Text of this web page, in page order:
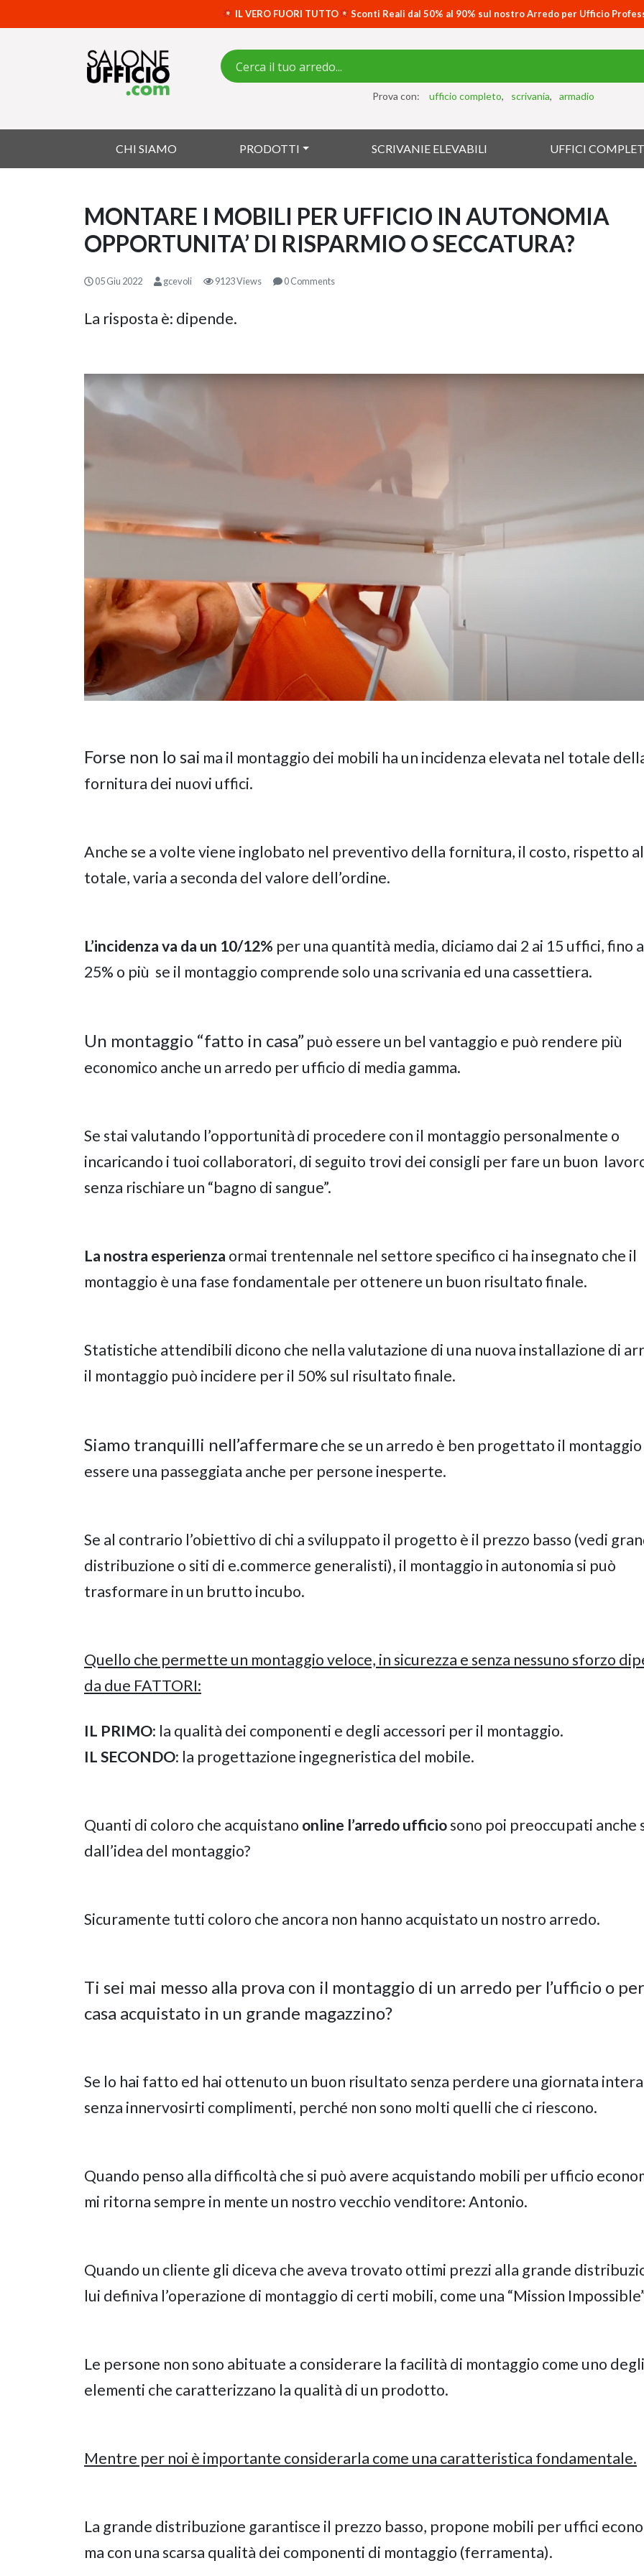
IL VERO FUORI TUTTO Sconti Reali dal 50% al 90% sul nostro Arredo per Ufficio
Prova con: ufficio completo scrivania armadio
CHI SIAMO PRODOTTI SCRIVANIE ELEVABILI UFFICI
MONTARE I MOBILI PER UFFICIO IN AUTONOMIA
OPPORTUNITA’ DI RISPARMIO O SECCATURA?
05 Giu 2022 gcevoli 9123 Views 0 Comments
La risposta è: dipende.
Forse non lo sai ma il montaggio dei mobili ha un incidenza elevata nel totale
fornitura dei nuovi uffici.
Anche se a volte viene inglobato nel preventivo della fornitura, il costo, rispetto al
totale, varia a seconda del valore dell’ordine.
L’incidenza va da un 10/12% per una quantità media, diciamo dai 2 ai 15 uffici, fino
25% o più se il montaggio comprende solo una scrivania ed una cassettiera.
Un montaggio “fatto in casa”può essere un bel vantaggio e può rendere più
economico anche un arredo per ufficio di media gamma.
Se stai valutando l’opportunitàdi procedere con il montaggio personalmente o
incaricando i tuoi collaboratori, di seguito trovi dei consigli per fare un buon
senza rischiare un “bagno di sangue”.
La nostra esperienza ormai trentennale nel settore specifico ci ha insegnato che il
montaggio è una fase fondamentale per ottenere un buon risultato finale.
Statistiche attendibili dicono che nella valutazione di una nuova installazione di
il montaggio può incidere per il 50% sul risultato finale.
Siamo tranquilli nell’affermareche se un arredo è ben progettato il
essere una passeggiata anche per persone inesperte.
Se al contrario l’obiettivo di chi a sviluppato il progetto è il prezzo basso (vedi
distribuzione o siti di e.commerce generalisti), il montaggio in autonomia si può
trasformare in un brutto incubo.
Quello che permette un montaggio veloce, in sicurezza e senza nessuno sforzo
da due FATTORI:
IL PRIMO: la qualità dei componenti e degli accessori per il montaggio.
IL SECONDO: la progettazione ingegneristica del mobile.
Quanti di coloro che acquistano online l’arredo ufficiosono poi preoccupati anche
dall’idea del montaggio?
Sicuramente tutti coloro che ancora non hanno acquistato un nostro arredo.
Ti sei mai messo alla prova con il montaggio di un arredo per l’ufficio o
casa acquistato in un grande magazzino?
Se lo hai fatto ed hai ottenuto un buon risultato senza perdere una giornata
senza innervosirti complimenti, perché non sono molti quelli che ci riescono.
Quando penso alla difficoltà che si può avere acquistando mobili per ufficio
mi ritorna sempre in mente un nostro vecchio venditore: Antonio.
Quando un cliente gli diceva che aveva trovato ottimi prezzi alla grande
lui definiva l’operazione di montaggio di certi mobili, come una “Mission
Le persone non sono abituate a considerare la facilità di montaggio come uno degli
elementi che caratterizzano la qualità di un prodotto.
Mentre per noi è importante considerarla come una caratteristica fondamentale.
La grande distribuzione garantisce il prezzo basso, propone mobili per uffici
ma con una scarsa qualità dei componenti di montaggio (ferramenta).